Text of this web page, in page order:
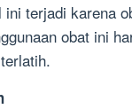
terjadi karena
obat ini